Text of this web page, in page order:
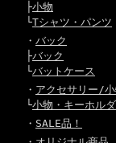
├小物
└Tシャツ・パンツ
・ バック
├バック
└バットケース
・ アクセサリー/
└小物・キーホル
・ SALE品！